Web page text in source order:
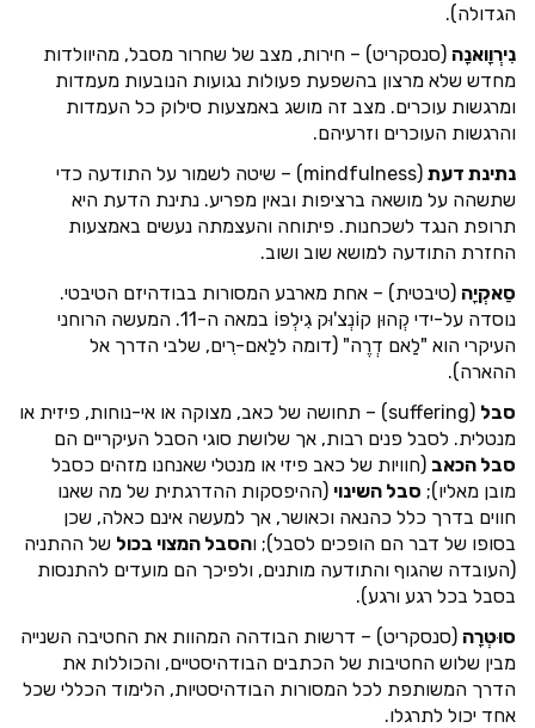
הגדולה).
נִירְוָואנָה (סנסקריט) – חירות, מצב של שחרור מסבל, מהיוולדות
מחדש שלא מרצון בהשפעת פעולות נגועות הנובעות מעמדות
ומרגשות עוכרים. מצב זה מושג באמצעות סילוק כל העמדות
והרגשות העוכרים וזרעיהם.
נתינת דעת
(mindfulness) – שיטה לשמור על התודעה כדי
שתשהה על מושאה ברציפות ובאין מפריע. נתינת הדעת היא
תרופת הנגד לשכחנות. פיתוחה והעצמתה נעשים באמצעות
החזרת התודעה למושא שוב ושוב.
סַאקְיָה (טיבטית) – אחת מארבע המסורות בבודהיזם הטיבטי.
נוסדה על-ידי קְהוּן קוֹנְצ'וּק גִילְפּוֹ במאה ה-11. המעשה הרוחני
העיקרי הוא "לַאם דְרֶה" (דומה ללַאם-רִים, שלבי הדרך אל
ההארה).
סבל
(suffering) – תחושה של כאב, מצוקה או אי-נוחות, פיזית או
מנטלית. לסבל פנים רבות, אך שלושת סוגי הסבל העיקריים הם
סבל הכאב (חוויות של כאב פיזי או מנטלי שאנחנו מזהים כסבל
מובן מאליו); סבל השינוי (ההיפסקות ההדרגתית של מה שאנו
חווים בדרך כלל כהנאה וכאושר, אך למעשה אינם כאלה, שכן
בסופו של דבר הם הופכים לסבל); והסבל המצוי בכול של ההתניה
(העובדה שהגוף והתודעה מותנים, ולפיכך הם מועדים להתנסות
בסבל בכל רגע ורגע).
סוּטְרָה (סנסקריט) – דרשות הבודהה המהוות את החטיבה השנייה
מבין שלוש החטיבות של הכתבים הבודהיסטיים, והכוללות את
הדרך המשותפת לכל המסורות הבודהיסטיות, הלימוד הכללי שכל
אחד יכול לתרגלו.